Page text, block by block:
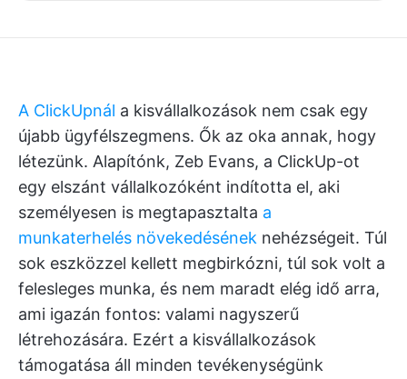
A ClickUpnál a kisvállalkozások nem csak egy
újabb ügyfélszegmens. Ők az oka annak, hogy
létezünk. Alapítónk, Zeb Evans, a ClickUp-ot
egy elszánt vállalkozóként indította el, aki
személyesen is megtapasztalta a
munkaterhelés növekedésének nehézségeit. Túl
sok eszközzel kellett megbirkózni, túl sok volt a
felesleges munka, és nem maradt elég idő arra,
ami igazán fontos: valami nagyszerű
létrehozására. Ezért a kisvállalkozások
támogatása áll minden tevékenységünk